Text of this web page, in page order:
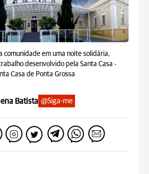
comunidade em uma noite solidária,
desenvolvido pela Santa Casa -
Casa de Ponta Grossa
Batista @Siga-me